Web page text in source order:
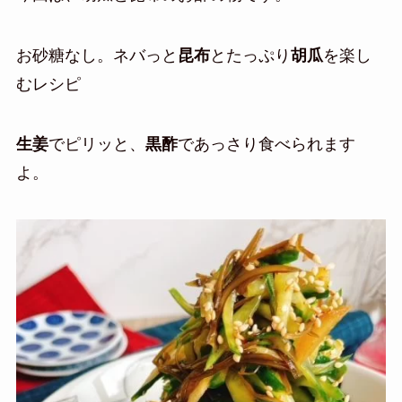
お砂糖なし。ネバっと 昆布とたっぷり 胡瓜を楽し
むレシピ
生姜でピリッと、 黒酢であっさり食べられます
よ。